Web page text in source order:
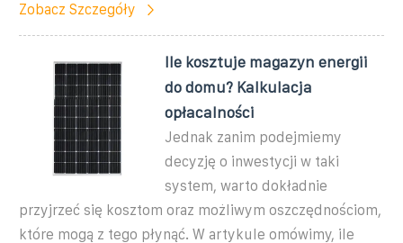
Zobacz Szczegóły
Ile kosztuje magazyn energii
do domu? Kalkulacja
opłacalności
Jednak zanim podejmiemy
decyzję o inwestycji w taki
system, warto dokładnie
przyjrzeć się kosztom oraz możliwym oszczędnościom,
które mogą z tego płynąć. W artykule omówimy, ile